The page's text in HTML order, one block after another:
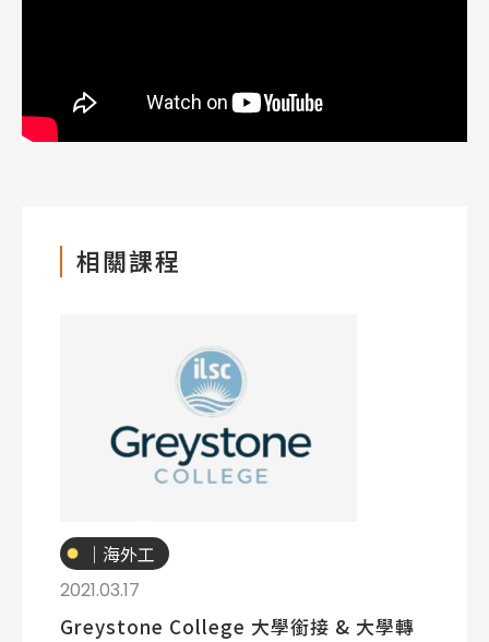
Latest News 最新消息
Promotion
Program
相關課程
｜海外工
讀
2021.03.17
Greystone College 大學銜接 & 大學轉